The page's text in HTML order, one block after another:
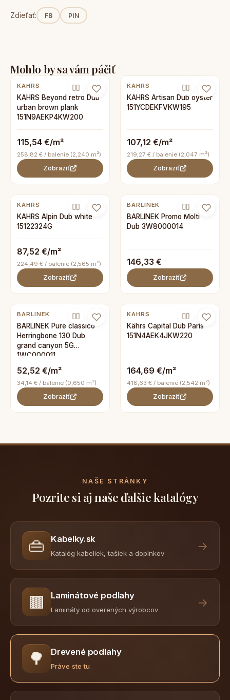
Zdieľať: FB PIN
Mohlo by sa vám páčiť
KAHRS
KAHRS Beyond retro Dub
urban brown plank
151N9AEKP4KW200
115,54 €/m²
258,82 € / balenie (2,240 m²)
Zobraziť
KAHRS
KAHRS Artisan Dub oyster
151YCDEKFVKW195
107,12 €/m²
219,27 € / balenie (2,047 m²)
Zobraziť
KAHRS
KAHRS Alpin Dub white
15122324G
87,52 €/m²
224,49 € / balenie (2,565 m²)
Zobraziť
BARLINEK
BARLINEK Promo Molti
Dub 3W8000014
146,33 €
Zobraziť
BARLINEK
BARLINEK Pure classico
Herringbone 130 Dub
grand canyon 5G
1WC000011
52,52 €/m²
34,14 € / balenie (0,650 m²)
Zobraziť
KAHRS
Kährs Capital Dub Paris
151N4AEK4JKW220
164,69 €/m²
418,63 € / balenie (2,542 m²)
Zobraziť
NAŠE STRÁNKY
Pozrite si aj naše ďalšie katalógy
👜 Kabelky.sk
Katalóg kabeliek, tašiek a doplnkov
→
🟫 Laminátové podlahy
Lamináty od overených výrobcov
→
🌳 Drevené podlahy
Práve ste tu